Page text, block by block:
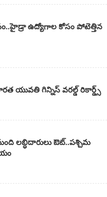
ఉద్యోగాల కోసం పోటెత్తిన
యువతి గిన్నిస్ వరల్డ్ రికార్డ్స్
లబ్ధిదారులు ఔట్..పశ్చిమ